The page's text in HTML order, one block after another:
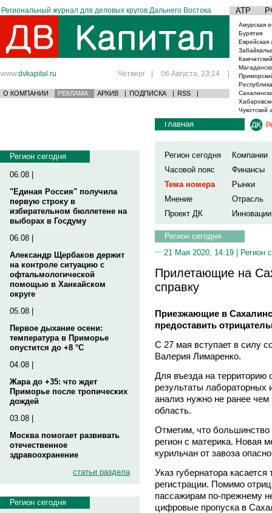
Региональный журнал для деловых кругов Дальнего Востока АТР
www.dvkapital.ru Четверг | 06 Августа, 23:24 |
О КОМПАНИИ РЕКЛАМА АРХИВ | ПОДПИСКА | RSS |
Амурская
Бурятия
Еврейская
Чукотский
Регион сегодня
06.08 |
"Единая Россия" получила
первую строку в
избирательном бюллетене на
выборах в Госдуму
06.08 |
Александр Щербаков держит
на контроле ситуацию с
офтальмологической
помощью в Ханкайском
округе
05.08 |
Первое дыхание осени:
температура в Приморье
опустится до +8 °C
04.08 |
Жара до +35: что ждет
Приморье после тропических
дождей
03.08 |
Москва помогает развивать
отечественное
здравоохранение
статьи раздела
Регион сегодня
главная
Регион сегодня
Компании
Часовой пояс
Финансы
Тема номера
Рынки
Мнение
Отрасль
Проект ДК
Инновации
Регион сегодня
21 Мая 2020, 14:19 | Регион
Прилетающие на
справку
Приезжающие в
предоставить
С 27 мая вступает в силу
Валерия Лимаренко.
Для въезда на территорию
результаты лабораторных
анализ нужно не ранее
область.
Отметим, что большинство
регион с материка. Новая
курильчан от завоза
Указ губернатора касается
регистрации. Помимо
пассажирам по-прежнему
цифровые пропуска в